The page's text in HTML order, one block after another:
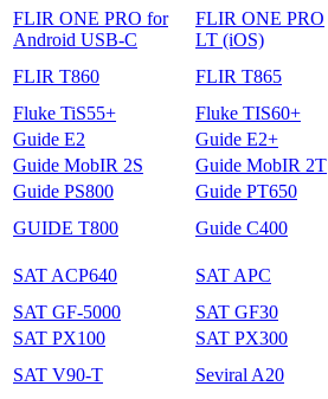
FLIR ONE PRO for
Android USB-C
FLIR ONE PRO
LT (iOS)
FLIR T860 FLIR T865
Fluke TiS55+
Fluke TIS60+
Guide E2
Guide E2+
Guide MobIR 2S
Guide MobIR 2T
Guide PS800
Guide PT650
GUIDE T800
Guide С400
SAT ACP640 SAT APC
SAT GF-5000
SAT GF30
SAT PX100
SAT PX300
SAT V90-T
Seviral A20